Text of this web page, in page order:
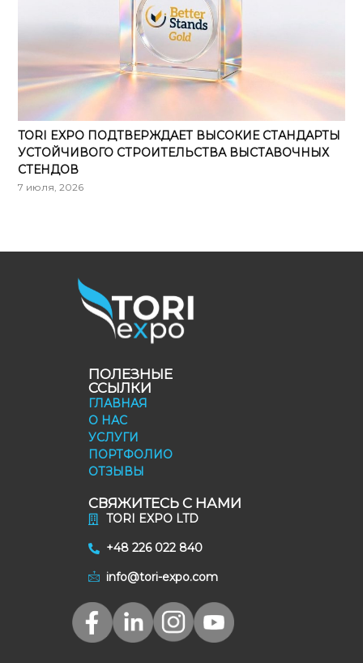
TORI EXPO ПОДТВЕРЖДАЕТ ВЫСОКИЕ СТАНДАРТЫ
УСТОЙЧИВОГО СТРОИТЕЛЬСТВА ВЫСТАВОЧНЫХ
СТЕНДОВ
7 июля, 2026
ПОЛЕЗНЫЕ
ССЫЛКИ
ГЛАВНАЯ
О НАС
УСЛУГИ
ПОРТФОЛИО
ОТЗЫВЫ
СВЯЖИТЕСЬ С НАМИ
TORI EXPO LTD
+48 226 022 840
info@tori-expo.com